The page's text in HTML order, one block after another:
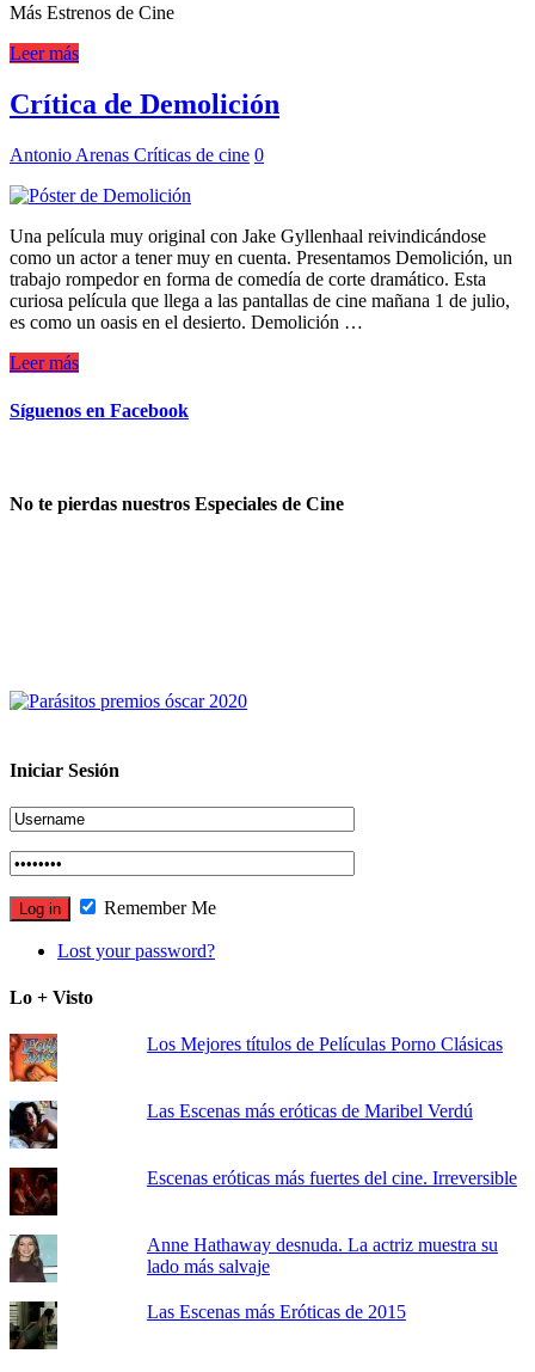
Más Estrenos de Cine
Leer más
Crítica de Demolición
Antonio Arenas Críticas de cine 0
Una película muy original con Jake Gyllenhaal reivindicándose
como un actor a tener muy en cuenta. Presentamos Demolición, un
trabajo rompedor en forma de comedía de corte dramático. Esta
curiosa película que llega a las pantallas de cine mañana 1 de julio,
es como un oasis en el desierto. Demolición …
Leer más
Síguenos en Facebook
No te pierdas nuestros Especiales de Cine
Iniciar Sesión
Remember Me
Lost your password?
Lo + Visto
Los Mejores títulos de Películas Porno Clásicas
Las Escenas más eróticas de Maribel Verdú
Escenas eróticas más fuertes del cine. Irreversible
Anne Hathaway desnuda. La actriz muestra su
lado más salvaje
Las Escenas más Eróticas de 2015